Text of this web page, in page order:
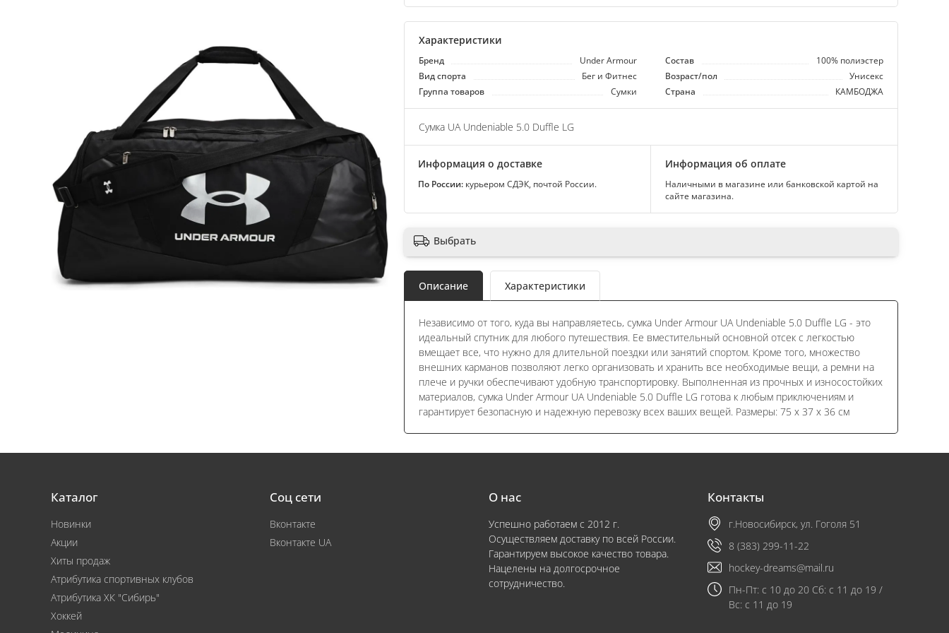
Характеристики
Бренд Under Armour Состав
100% полиэстер
Вид спорта
Бег и Фитнес Возраст/пол
Унисекс
Группа товаров
Сумки Страна КАМБОДЖА
Сумка UA Undeniable 5.0 Duffle LG
Информация о доставке
По России: курьером СДЭК, почтой России.
Информация об оплате
Наличными в магазине или банковской картой на
сайте магазина.
Выбрать
Описание Характеристики
Независимо от того, куда вы направляетесь, сумка Under Armour UA Undeniable 5.0 Duffle LG - это
идеальный спутник для любого путешествия. Ее вместительный основной отсек с легкостью
вмещает все, что нужно для длительной поездки или занятий спортом. Кроме того, множество
внешних карманов позволяют легко организовать и хранить все необходимые вещи, а ремни на
плече и ручки обеспечивают удобную транспортировку. Выполненная из прочных и износостойких
материалов, сумка Under Armour UA Undeniable 5.0 Duffle LG готова к любым приключениям и
гарантирует безопасную и надежную перевозку всех ваших вещей. Размеры: 75 х 37 х 36 см
Каталог
Новинки
Акции
Хиты продаж
Атрибутика спортивных клубов
Атрибутика ХК "Сибирь"
Хоккей
Соц сети
Вконтакте
Вконтакте UA
О нас
Успешно работаем с 2012 г.
Осуществляем доставку по всей России.
Гарантируем высокое качество товара.
Нацелены на долгосрочное
сотрудничество.
Контакты
г.Новосибирск, ул. Гоголя 51
8 (383) 299-11-22
hockey-dreams@mail.ru
Пн-Пт: с 10 до 20 Сб: с 11 до 19 /
Вс: с 11 до 19